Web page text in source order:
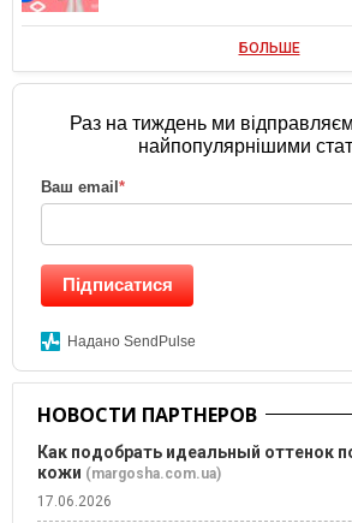
БОЛЬШЕ
Раз на тиждень ми
найпопулярнішими
Ваш email *
Підписатися
Надано SendPulse
НОВОСТИ ПАРТНЕРОВ
Как подобрать идеальный оттенок
кожи (margosha.com.ua)
17.06.2026